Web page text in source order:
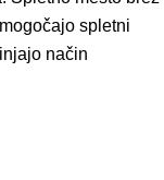
spletni
način